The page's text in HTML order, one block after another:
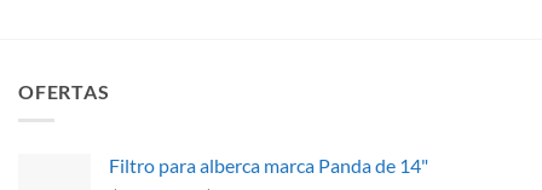
OFERTAS
Filtro para alberca marca Panda de 14"